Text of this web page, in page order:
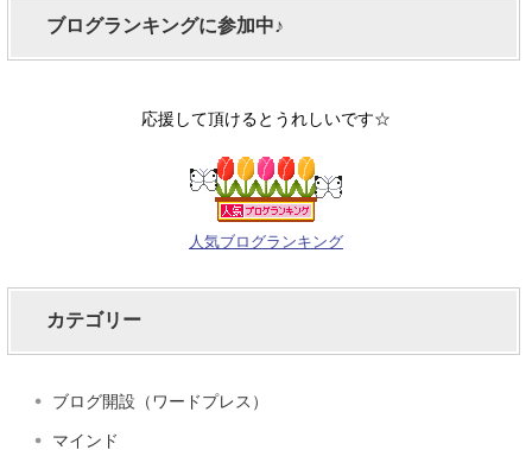
ブログランキングに参加中♪
応援して頂けるとうれしいです☆
人気ブログランキング
カテゴリー
ブログ開設（ワードプレス）
マインド